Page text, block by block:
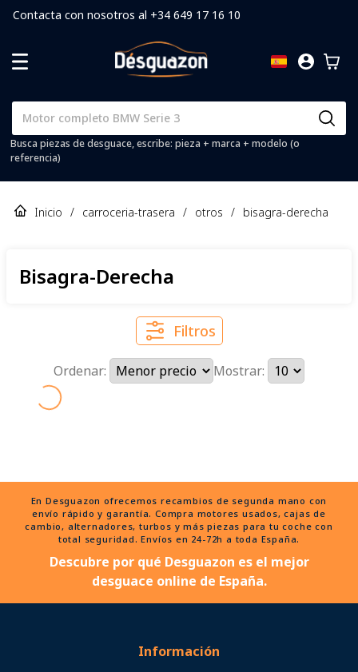
Contacta con nosotros al +34 649 17 16 10
Busca piezas de desguace, escribe: pieza + marca + modelo (o
referencia)
Inicio / carroceria-trasera / otros / bisagra-derecha
Bisagra-Derecha
Filtros
Ordenar: Mostrar:
envío rápido y garantía. Compra motores usados, cajas de
cambio, alternadores, turbos y más piezas para tu coche con
total seguridad. Envíos en 24-72h a toda España.
Descubre por qué Desguazon es el mejor
desguace online de España.
SOLICITAR UNA DEVOLUCIÓN